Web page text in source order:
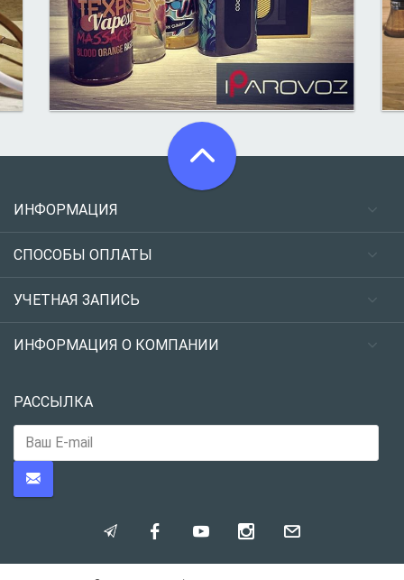
ИНФОРМАЦИЯ
СПОСОБЫ ОПЛАТЫ
УЧЕТНАЯ ЗАПИСЬ
ИНФОРМАЦИЯ О КОМПАНИИ
РАССЫЛКА